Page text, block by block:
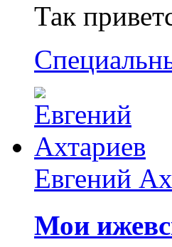
Так
Евгений
Мои